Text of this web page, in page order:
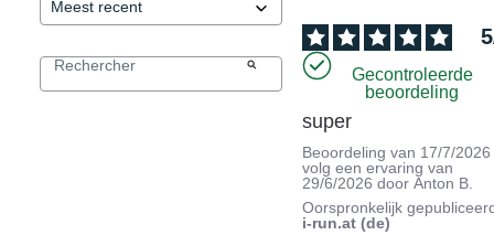
5
Gecontroleerde
beoordeling
super
Beoordeling van 17/7/2026
volg een ervaring van
29/6/2026 doorAnton B.
Oorspronkelijk
i-run.at (de)